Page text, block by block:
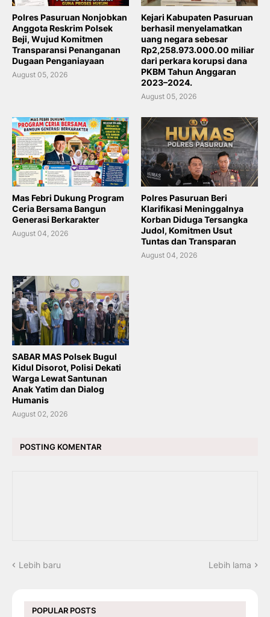
Polres Pasuruan Nonjobkan
Anggota Reskrim Polsek
Beji, Wujud Komitmen
Transparansi Penanganan
Dugaan Penganiayaan
August 05, 2026
Kejari Kabupaten Pasuruan
berhasil menyelamatkan
uang negara sebesar
Rp2,258.973.000.00 miliar
dari perkara korupsi dana
PKBM Tahun Anggaran
2023–2024.
August 05, 2026
Mas Febri Dukung Program
Ceria Bersama Bangun
Generasi Berkarakter
August 04, 2026
Polres Pasuruan Beri
Klarifikasi Meninggalnya
Korban Diduga Tersangka
Judol, Komitmen Usut
Tuntas dan Transparan
August 04, 2026
SABAR MAS Polsek Bugul
Kidul Disorot, Polisi Dekati
Warga Lewat Santunan
Anak Yatim dan Dialog
Humanis
August 02, 2026
POSTING KOMENTAR
Lebih baru Lebih lama
POPULAR POSTS